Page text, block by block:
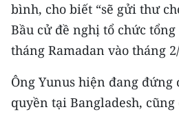
RADIO
MEDIA CENTER
E-Magazine
Video
bình, cho biết “sẽ gửi thư
Bầu cử đề nghị tổ chức
tháng Ramadan vào tháng
Ông Yunus hiện đang
quyền tại Bangladesh,